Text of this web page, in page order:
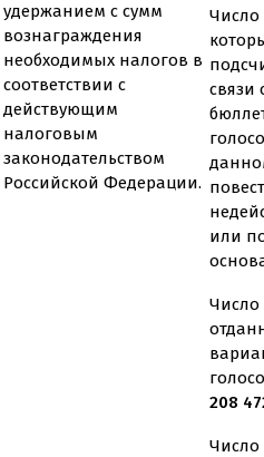
удержанием с сумм
вознаграждения
необходимых налогов в
соответствии с
действующим
налоговым
законодательством
Российской Федерации.
Число
связи
или
Число
208
Число